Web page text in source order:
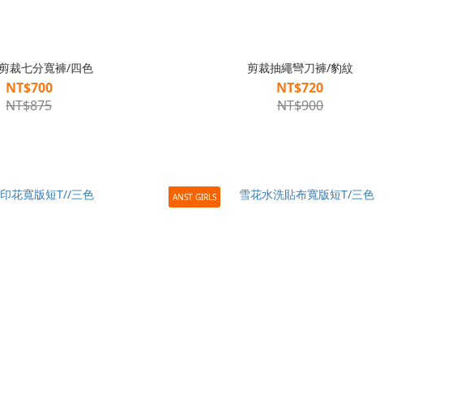
裁七分寬褲/四色
NT$700
NT$875
剪裁抽繩彎刀褲/豹紋
NT$720
NT$900
ANST GIRLS